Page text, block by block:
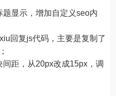
显示，增加自定义seo内
回复js代码，主要是复制了
距，从20px改成15px，调